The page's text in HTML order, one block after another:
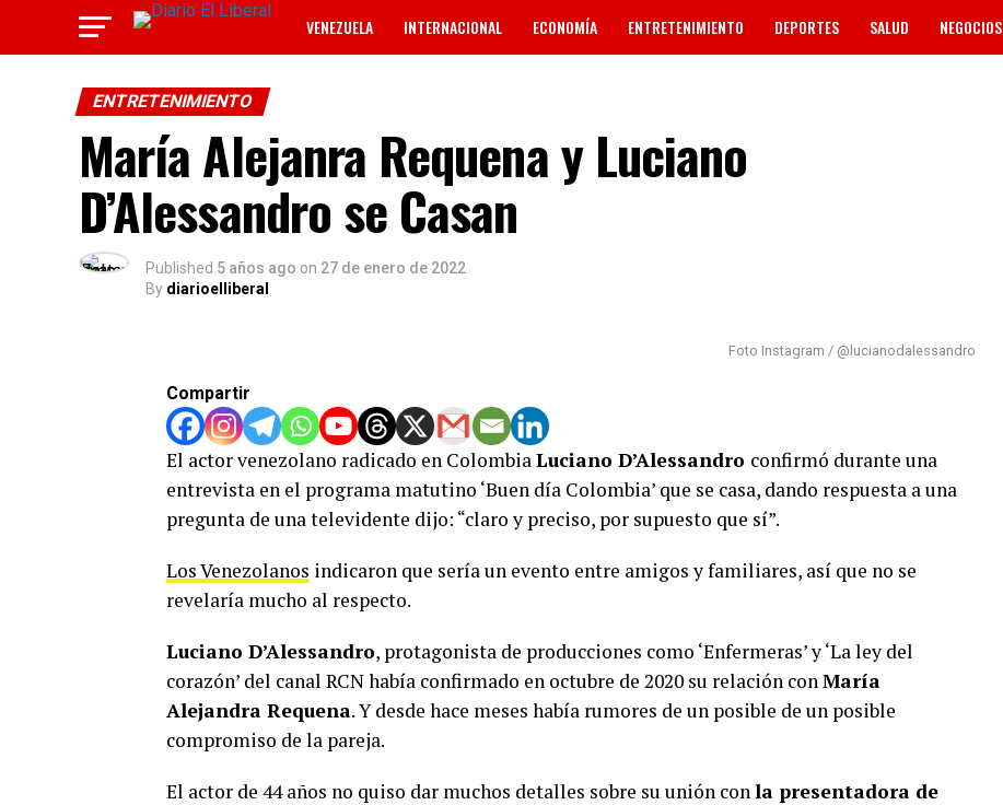
VENEZUELA INTERNACIONAL ECONOMÍA ENTRETENIMIENTO DEPORTES SALUD NEGOCIOS
ENTRETENIMIENTO
María Alejanra Requena y Luciano
D’Alessandro se Casan
Published 5 años ago on 27 de enero de 2022
By diarioelliberal
Foto Instagram / @lucianodalessandro
Compartir
El actor venezolano radicado en ColombiaLuciano D’Alessandro confirmó durante una
entrevista en el programa matutino ‘Buen día Colombia’ que se casa, dando respuesta a una
pregunta de una televidente dijo: “claro y preciso, por supuesto que sí”.
Los Venezolanos indicaron que sería un evento entre amigos y familiares, así que no se
revelaría mucho al respecto.
Luciano D’Alessandro, protagonista de producciones como ‘Enfermeras’ y ‘La ley del
corazón’ del canal RCN había confirmado en octubre de 2020 su relación conMaría
Alejandra Requena. Y desde hace meses había rumores de un posible de un posible
compromiso de la pareja.
El actor de 44 años no quiso dar muchos detalles sobre su unión conla presentadora de